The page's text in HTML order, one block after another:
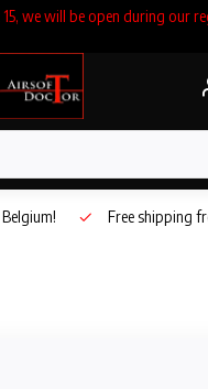
we will be open during our
Free shipping